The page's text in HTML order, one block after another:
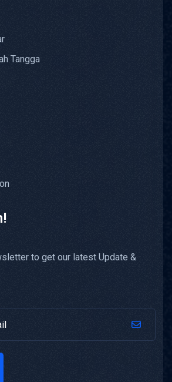
Tangga
to get our latest Update &